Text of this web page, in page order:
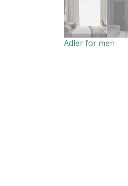
Adler for men